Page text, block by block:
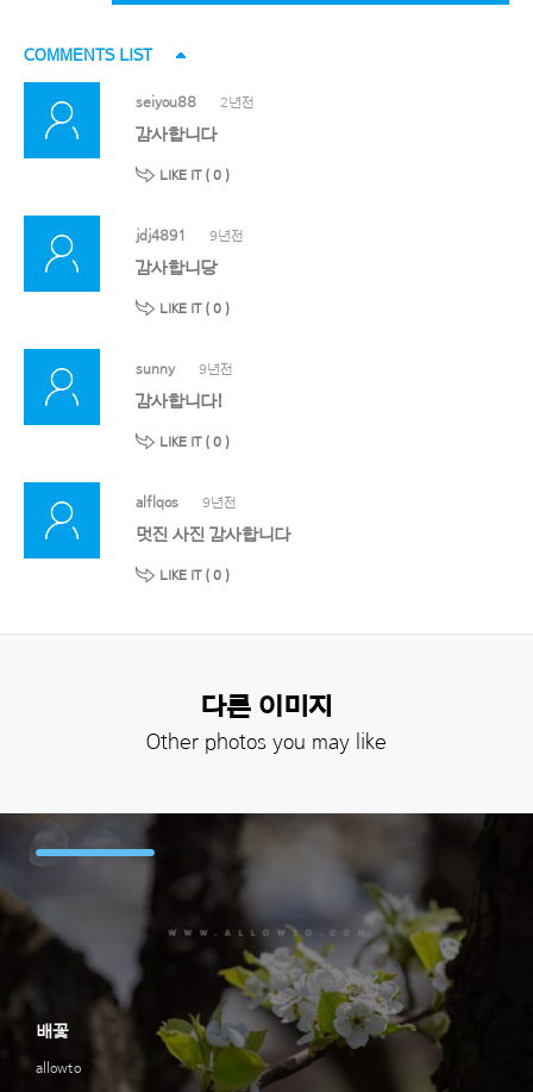
COMMENTS LIST
seiyou88 2년전
감사합니다
LIKE IT ( 0 )
jdj4891 9년전
감사합니당
LIKE IT ( 0 )
sunny 9년전
감사합니다!
LIKE IT ( 0 )
alflqos 9년전
멋진 사진 감사합니다
LIKE IT ( 0 )
다른 이미지
Other photos you may like
allowto
배꽃